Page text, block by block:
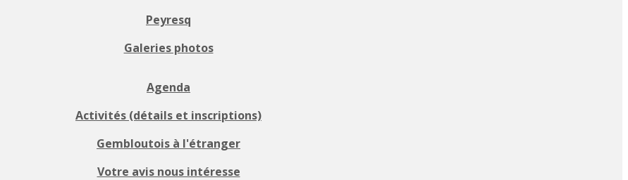
Peyresq
Galeries photos
Agenda
Activités (détails et inscriptions)
Gembloutois à l'étranger
Votre avis nous intéresse